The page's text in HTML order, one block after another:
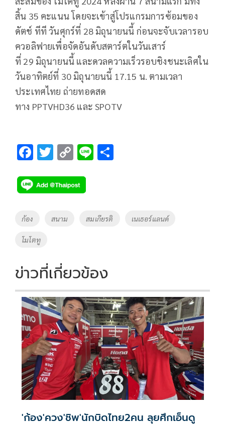
สิ้น 35 คะแนน โดยจะเข้าสู่โปรแกรมการซ้อมของ
ดัตช์ ทีที วันศุกร์ที่ 28มิถุนายนนี้ ก่อนจะจับเวลารอบ
ควอลิฟายเพื่อจัดอันดับสตาร์ตในวันเสาร์
ที่ 29 มิถุนายนนี้ และดวลความเร็วรอบชิงชนะเลิศใน
วันอาทิตย์ที่ 30 มิถุนายนนี้ 17.15 น. ตามเวลา
ประเทศไทย ถ่ายทอดสด
ทาง PPTVHD36 และSPOTV
F
e
b
o
k
T
tt
er
C
p
y
Li
Li
Tags
ก้อง สนาม สมเกียรติ เนเธอร์แลนด์
โมโตทู
ข่าวที่เกี่ยวข้อง
'ก้อง'ควง'ชิพ'นักบิดไทย2คน ลุยศึกเอ็นดู